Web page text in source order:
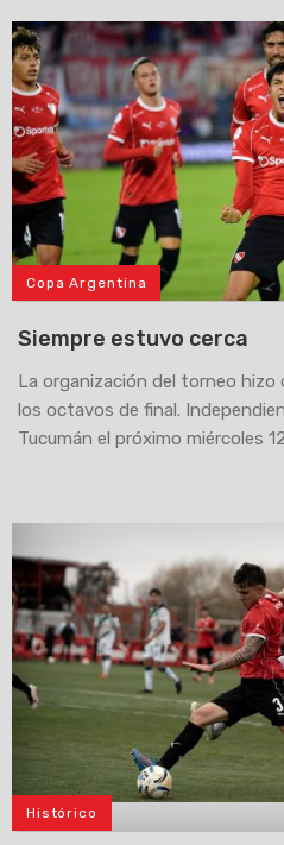
Copa Argentina
Siempre estuvo cerca
La organización del torneo hizo
los octavos de final.
Tucumán el próximo miércoles
Histórico